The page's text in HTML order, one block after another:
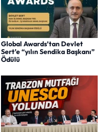
Global Awards’tan Devlet
Sert’e “yılın Sendika Başkanı”
Ödülü